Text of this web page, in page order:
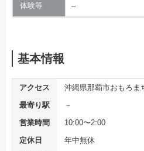
体験等 –
基本情報
アクセス
沖縄県那覇市おもろま
最寄り駅
－
営業時間
10:00〜2:00
定休日
年中無休